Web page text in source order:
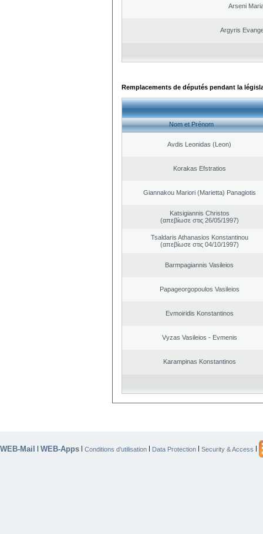
Arseni
Argyris
Remplacements de députés pendant la
Nom et Prénom
Avdis Leonidas (Leon)
Korakas Efstratios
Giannakou Mariori (Marietta) Panagiotis
Katsigiannis Christos
(απεβίωσε στις 26/05/1997)
Tsaldaris Athanasios Konstantinou
(απεβίωσε στις 04/10/1997)
Barmpagiannis Vasileios
Papageorgopoulos Vasileios
Evmoiridis Konstantinos
Vyzas Vasileios - Evmenis
Karampinas Konstantinos
WEB-Mail | WEB-Apps | Conditions d’utilisation | Data Protection | Security & Access |